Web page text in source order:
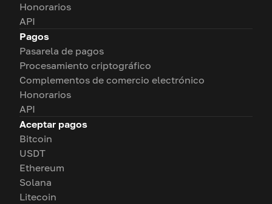
Honorarios
API
Pagos
Pasarela de pagos
Procesamiento criptográfico
Complementos de comercio electrónico
Honorarios
API
Aceptar pagos
Bitcoin
USDT
Ethereum
Solana
Litecoin